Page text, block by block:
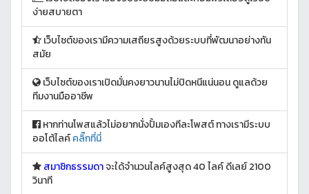
ง่ายสบายตา
เว็บไซต์ของเรามีความเสถียรสูงด้วยระบบที่พัฒนาอย่างทัน
สมัย
เว็บไซต์ของเราเปิดมั่นคงยาวนานไม่ปิดหนีแน่นอน ดูแลด้วย
ทีมงานมืออาชีพ
หากท่านโพสแล้วไม่อยากนั่งปั้มเองทีละโพสต์ ทางเรามีระบบ
ออโต้ไลค์คลิ๊กที่นี่
สมาชิกธรรมดาจะใด้จำนวนไลค์สูงสุด 40 ไลค์ ดีเลย์ 2100
วินาที